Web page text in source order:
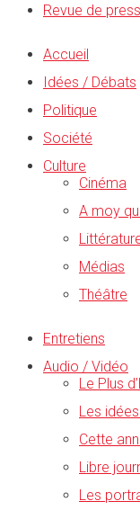
Revue de
Accueil
Idées / Débats
Politique
Société
Culture
Cinéma
A moy
Médias
Théâtre
Entretiens
Audio / Vidéo
Le Plus
Les
Cette
Libre
Les